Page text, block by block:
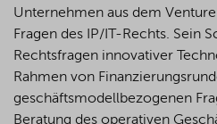
Unternehmen aus dem
Fragen des IP/IT-Rechts. Sein
Rechtsfragen innovativer
Rahmen von
geschäftsmodellbezogenen
Beratung des operativen